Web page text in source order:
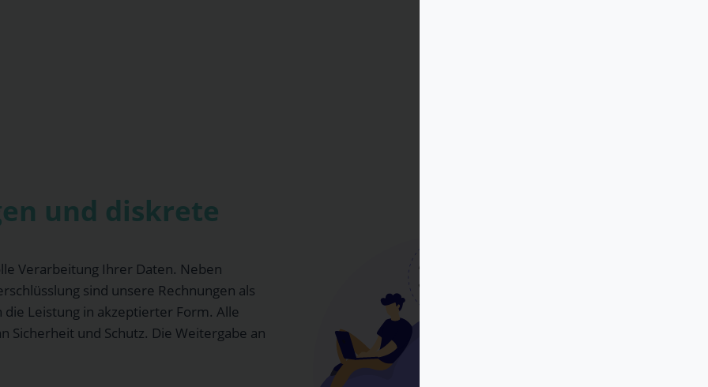
und diskrete
Verarbeitung Ihrer Daten. Neben
sind unsere Rechnungen als
Leistung in akzeptierter Form. Alle
Sicherheit und Schutz. Die Weitergabe an